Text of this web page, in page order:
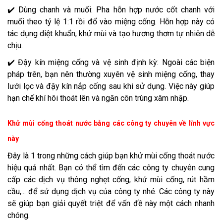
✔️ Dùng chanh và muối: Pha hỗn hợp nước cốt chanh với
muối theo tỷ lệ 1:1 rồi đổ vào miệng cống. Hỗn hợp này có
tác dụng diệt khuẩn, khử mùi và tạo hương thơm tự nhiên dễ
chịu.
✔️ Đậy kín miệng cống và vệ sinh định kỳ: Ngoài các biện
pháp trên, bạn nên thường xuyên vệ sinh miệng cống, thay
lưới lọc và đậy kín nắp cống sau khi sử dụng. Việc này giúp
hạn chế khí hôi thoát lên và ngăn côn trùng xâm nhập.
Khử mùi cống thoát nước bằng các công ty chuyên về lĩnh vực
này
Đây là 1 trong những cách giúp bạn khử mùi cống thoát nước
hiệu quả nhất. Bạn có thể tìm đến các công ty chuyên cung
cấp các dịch vụ thông nghẹt cống, khử mùi cống, rút hầm
cầu,... để sử dụng dịch vụ của công ty nhé. Các công ty này
sẽ giúp bạn giải quyết triệt để vấn đề này một cách nhanh
chóng.